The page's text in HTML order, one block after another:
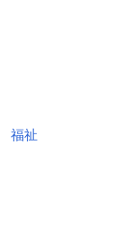
福祉